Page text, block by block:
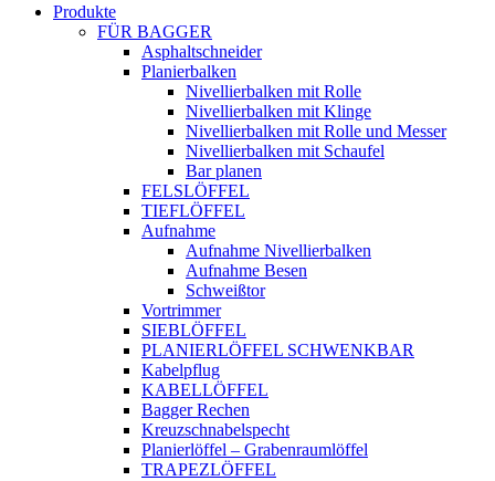
Produkte
FÜR BAGGER
Asphaltschneider
Planierbalken
Nivellierbalken mit Rolle
Nivellierbalken mit Klinge
Nivellierbalken mit Rolle und Messer
Nivellierbalken mit Schaufel
Bar planen
FELSLÖFFEL
TIEFLÖFFEL
Aufnahme
Aufnahme Nivellierbalken
Aufnahme Besen
Schweißtor
Vortrimmer
SIEBLÖFFEL
PLANIERLÖFFEL SCHWENKBAR
Kabelpflug
KABELLÖFFEL
Bagger Rechen
Kreuzschnabelspecht
Planierlöffel – Grabenraumlöffel
TRAPEZLÖFFEL